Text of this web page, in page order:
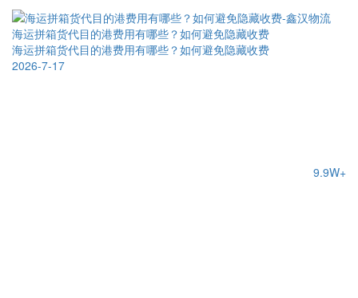
海运拼箱货代目的港费用有哪些？如何避免隐藏收费
海运拼箱货代目的港费用有哪些？如何避免隐藏收费
2026-7-17
9.9W+